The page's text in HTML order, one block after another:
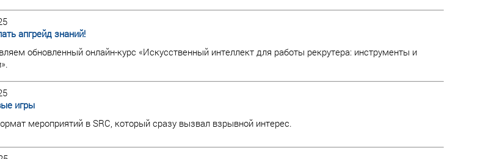
апгрейд знаний!
обновленный онлайн-курс «Искусственный интеллект для работы рекрутера: инструменты и
игры
мероприятий в SRC, который сразу вызвал взрывной интерес.